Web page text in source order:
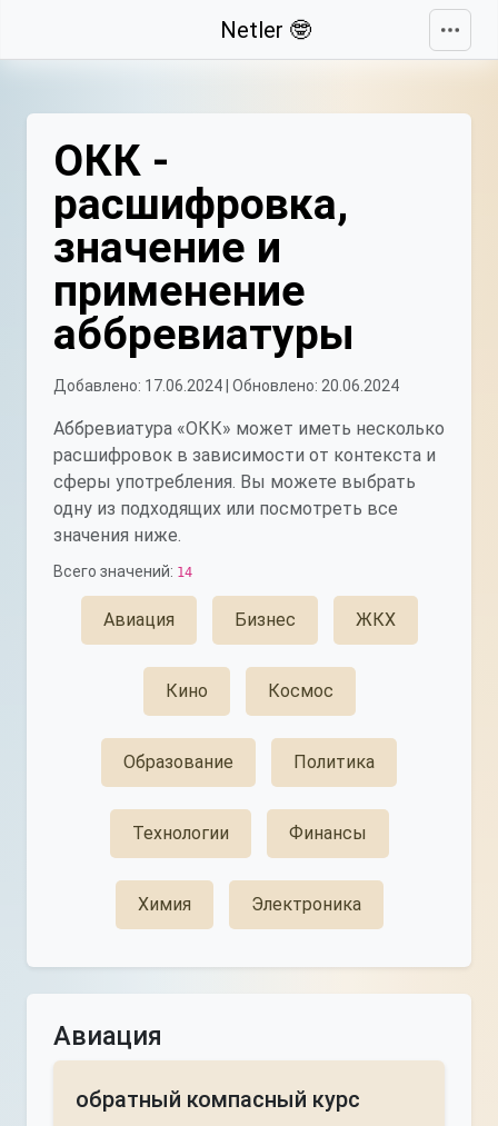
Netler 🤓
ОКК -
расшифровка,
значение и
применение
аббревиатуры
Добавлено: 17.06.2024 | Обновлено: 20.06.2024
Аббревиатура «ОКК» может иметь несколько
расшифровок в зависимости от контекста и
сферы употребления. Вы можете выбрать
одну из подходящих или посмотреть все
значения ниже.
Всего значений: 14
Авиация Бизнес ЖКХ
Кино Космос
Образование Политика
Технологии Финансы
Химия Электроника
Авиация
обратный компасный курс